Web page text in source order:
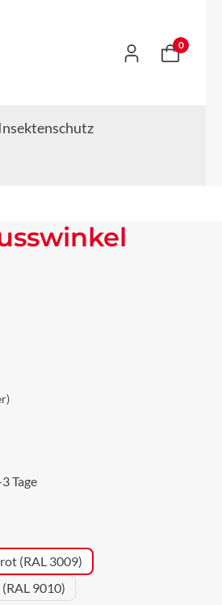
0
Tage
(RAL 3009)
9010)